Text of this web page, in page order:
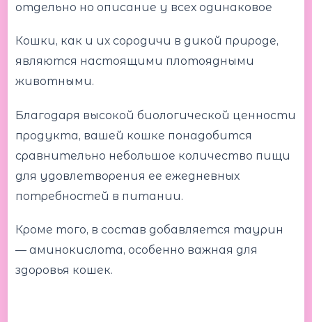
отдельно но описание у всех одинаковое
Кошки, как и их сородичи в дикой природе,
являются настоящими плотоядными
животными.
Благодаря высокой биологической ценности
продукта, вашей кошке понадобится
сравнительно небольшое количество пищи
для удовлетворения ее ежедневных
потребностей в питании.
Кроме того, в состав добавляется таурин
— аминокислота, особенно важная для
здоровья кошек.